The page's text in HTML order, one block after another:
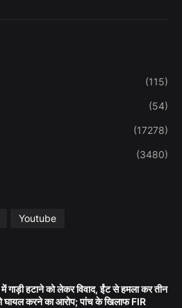
(115)
(54)
(17278)
(3480)
Youtube
गाड़ी हटाने को लेकर विवाद, ईंट से हमला कर तीन
घायल करने का आरोप; पांच के खिलाफ FIR